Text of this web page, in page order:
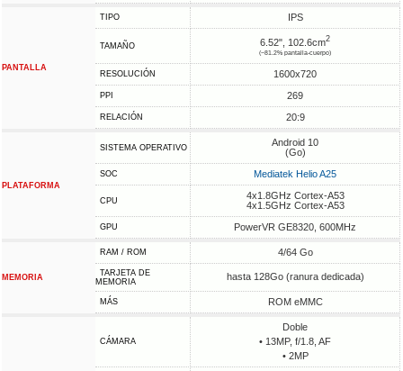
PANTALLA
TIPO IPS
TAMAÑO 6.52", 102.6cm2
(~81.2% pantalla-cuerpo)
RESOLUCIÓN 1600x720
PPI 269
RELACIÓN 20:9
PLATAFORMA
SISTEMA OPERATIVO
Android 10
(Go)
SOC Mediatek Helio A25
CPU
4x1.8GHz Cortex-A53
4x1.5GHz Cortex-A53
GPU PowerVR GE8320, 600MHz
MEMORIA
RAM / ROM 4/64 Go
TARJETA DE
MEMORIA
hasta 128Go (ranura dedicada)
MÁS ROM eMMC
CÁMARA
Doble
• 13MP, f/1.8, AF
• 2MP